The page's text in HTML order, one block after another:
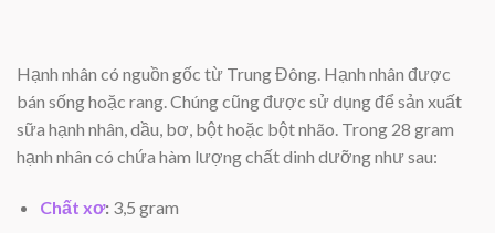
Hạnh nhân có nguồn gốc từ Trung Đông. Hạnh nhân được
bán sống hoặc rang. Chúng cũng được sử dụng để sản xuất
sữa hạnh nhân, dầu, bơ, bột hoặc bột nhão. Trong 28 gram
hạnh nhân có chứa hàm lượng chất dinh dưỡng như sau:
Chất xơ:3,5 gram